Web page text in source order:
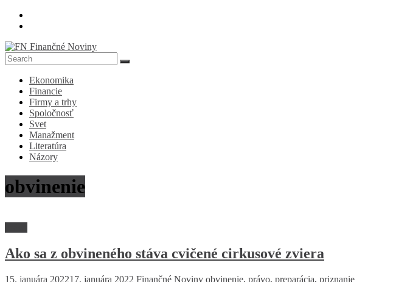
Skip
FN
Finančné
Noviny
Denník
ekonomike
spoločnosti
Ekonomika
Financie
Firmy a trhy
Spoločnosť
Svet
Manažment
Literatúra
Názory
obvinenie
Ako sa z obvineného stáva cvičené cirkusové zviera
15. januára 202217. januára 2022 Finančné Noviny obvinenie, právo, preparácia, priznanie